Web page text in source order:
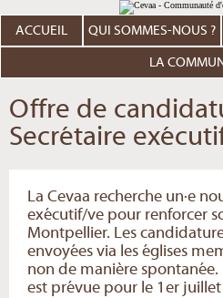
au
contenu.
Aller
personnels
ACCUEIL QUI SOMMES-NOUS ?
LA
Offre de
Secrétaire
La Cevaa recherche un·e
exécutif/ve pour renforcer
Montpellier. Les
envoyées via les églises
non de manière spontanée.
est prévue pour le 1er